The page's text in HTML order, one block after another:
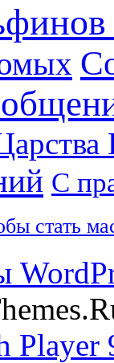
С
стать
Player